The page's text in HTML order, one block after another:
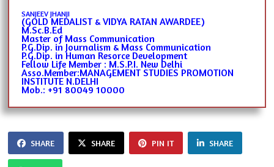
SANJEEV JHANJI
(GOLD MEDALIST & VIDYA RATAN AWARDEE)
M.Sc.B.Ed
Master of Mass Communication
P.G.Dip. in Journalism & Mass Communication
P.G.Dip. in Human Resorce Development
Fellow Life Member : M.S.P.I. New Delhi
Asso.Member:MANAGEMENT STUDIES PROMOTION
INSTITUTE N.DELHI
Mob.: +91 80049 10000
SHARE SHARE PIN IT SHARE